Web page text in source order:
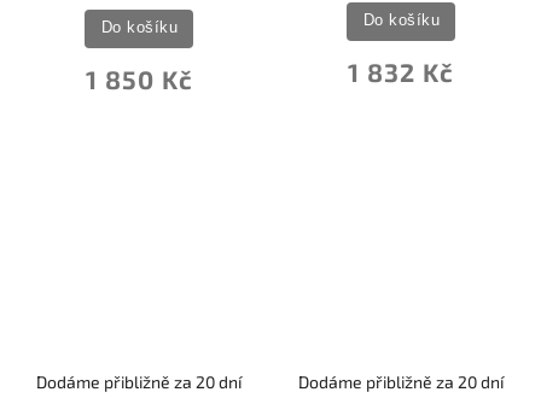
1 850 Kč
Do košíku
1 832 Kč
Do košíku
Dodáme přibližně za 20 dní Dodáme přibližně za 20 dní